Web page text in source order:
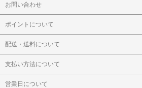
お問い合わせ
ポイントについて
配送・送料について
支払い方法について
営業日について